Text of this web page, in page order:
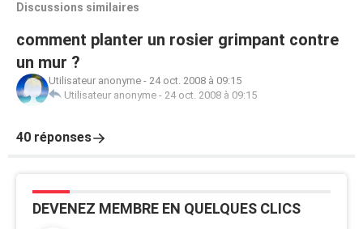
Discussions similaires
comment planter un rosier grimpant contre
un mur ?
Utilisateur anonyme - 24 oct. 2008 à 09:15
Utilisateur anonyme - 24 oct. 2008 à 09:15
40 réponses
DEVENEZ MEMBRE EN QUELQUES CLICS